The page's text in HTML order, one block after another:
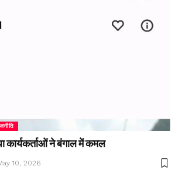
कार्यकर्ताओं ने बंगाल में कमल
10, 2026